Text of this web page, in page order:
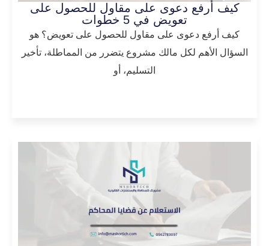
كيف أرفع دعوى على مقاول للحصول على
تعويض في 5 خطوات
كيف أرفع دعوى على مقاول للحصول على تعويض؟ هو
السؤال الأهم لكل مالك مشروع يتضرر من المماطلة، تأخير
التسليم، أو